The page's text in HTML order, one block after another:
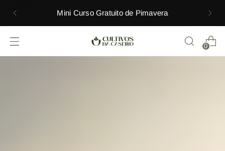
Mini Curso Gratuito de Pimavera
0